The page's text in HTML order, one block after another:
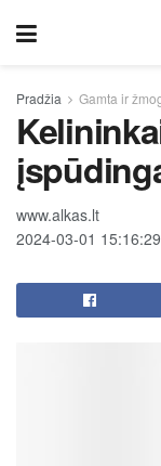
Pradžia Gamta ir
www.alkas.lt
2024-03-01 15:16:29